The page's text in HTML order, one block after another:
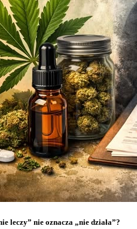
leczy” nie oznacza „nie działa”?